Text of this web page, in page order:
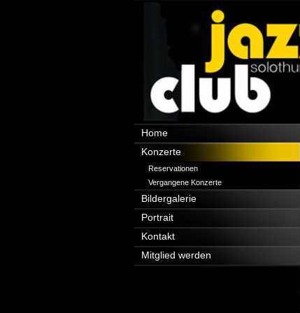
Navigation
überspringen
Home
Konzerte
Reservationen
Vergangene Konzerte
Bildergalerie
Portrait
Kontakt
Mitglied werden